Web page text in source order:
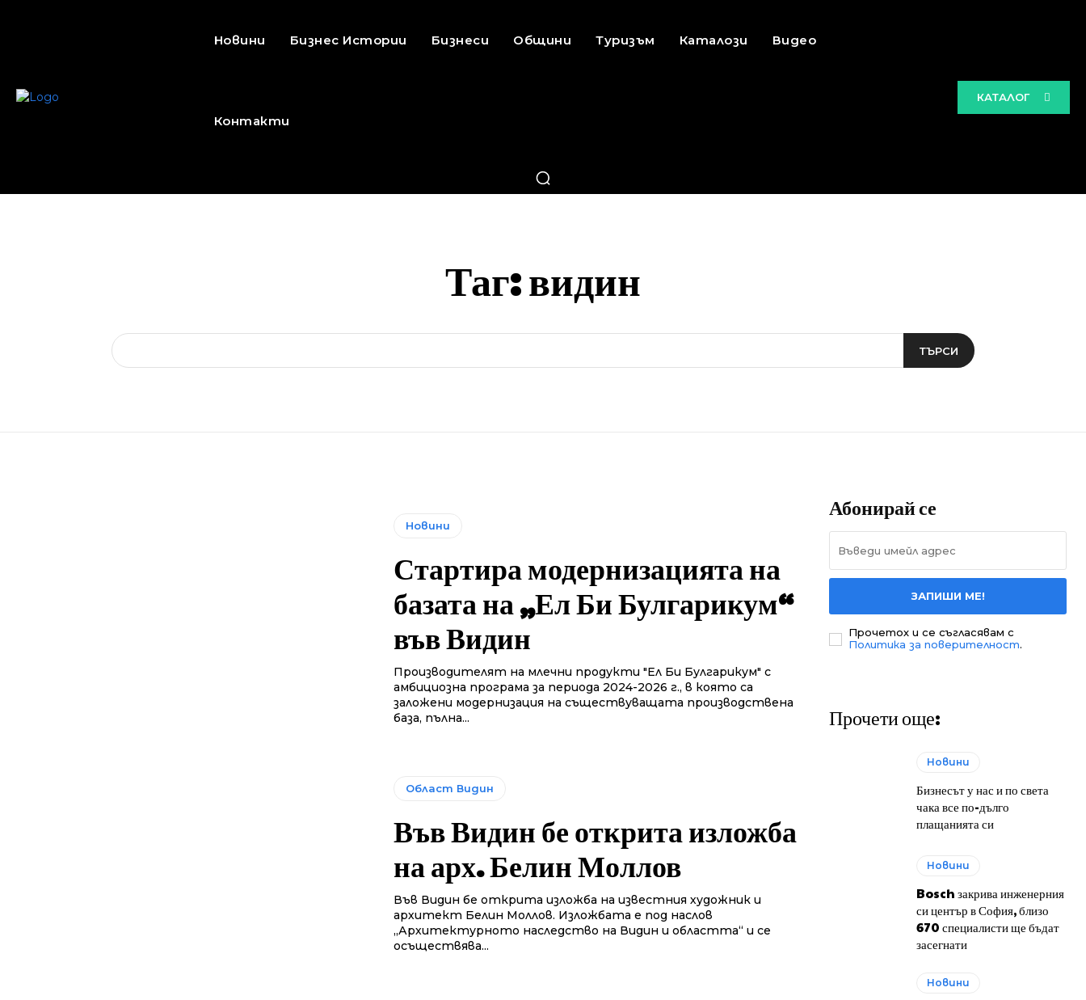
Новини Бизнес Истории Бизнеси Общини Туризъм Каталози Видео
Контакти
КАТАЛОГ
Таг:видин
ТЪРСИ
Новини
Стартира модернизацията на
базата на „Ел Би Булгарикум“
във Видин
Производителят на млечни продукти "Ел Би Булгарикум" с
амбициозна програма за периода 2024-2026 г., в която са
заложени модернизация на съществуващата производствена
база, пълна...
Област Видин
Във Видин бе открита изложба
на арх. Белин Моллов
Във Видин бе открита изложба на известния художник и
архитект Белин Моллов. Изложбата е под наслов
„Архитектурното наследство на Видин и областта“ и се
осъществява...
Абонирай се
ЗАПИШИ МЕ!
Прочетох и се съгласявам с
Политика за поверителност.
Прочети още:
Новини
Бизнесът у нас и по света
чака все по-дълго
плащанията си
Новини
Bosch закрива инженерния
си център в София, близо
670 специалисти ще бъдат
засегнати
Новини